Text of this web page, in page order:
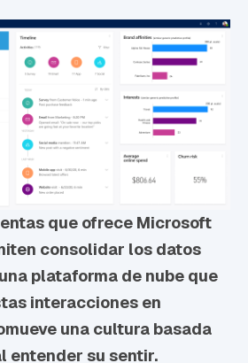
que ofrece Microsoft
consolidar los datos
plataforma de nube que
interacciones en
una cultura basada
entender su sentir.